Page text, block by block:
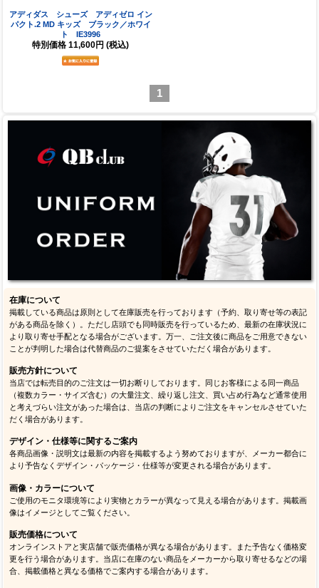
アディダス シューズ アディゼロ イン
パクト.2 MD キッズ ブラック／ホワイ
ト IE3996
特別価格 11,600円 (税込)
1
在庫について
掲載している商品は原則として在庫販売を行っております（予約、取り寄せ等の表記
がある商品を除く）。ただし店頭でも同時販売を行っているため、最新の在庫状況に
より取り寄せ手配となる場合がございます。万一、ご注文後に商品をご用意できない
ことが判明した場合は代替商品のご提案をさせていただく場合があります。
販売方針について
当店では転売目的のご注文は一切お断りしております。同じお客様による同一商品
（複数カラー・サイズ含む）の大量注文、繰り返し注文、買い占め行為など通常使用
と考えづらい注文があった場合は、当店の判断によりご注文をキャンセルさせていた
だく場合があります。
デザイン・仕様等に関するご案内
各商品画像・説明文は最新の内容を掲載するよう努めておりますが、メーカー都合に
より予告なくデザイン・パッケージ・仕様等が変更される場合があります。
画像・カラーについて
ご使用のモニタ環境等により実物とカラーが異なって見える場合があります。掲載画
像はイメージとしてご覧ください。
販売価格について
オンラインストアと実店舗で販売価格が異なる場合があります。また予告なく価格変
更を行う場合があります。当店に在庫のない商品をメーカーから取り寄せるなどの場
合、掲載価格と異なる価格でご案内する場合があります。